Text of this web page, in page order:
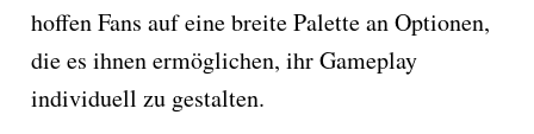
hoffen Fans auf eine breite Palette an Optionen,
die es ihnen ermöglichen, ihr Gameplay
individuell zu gestalten.